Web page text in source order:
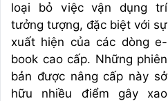
loại bỏ việc vận dụng trí
tưởng tượng, đặc biệt với sự
xuất hiện của các dòng e-
book cao cấp. Những phiên
bản được nâng cấp này sở
hữu nhiều điểm gây xao